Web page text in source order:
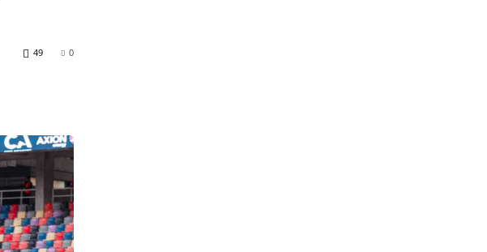
0
49